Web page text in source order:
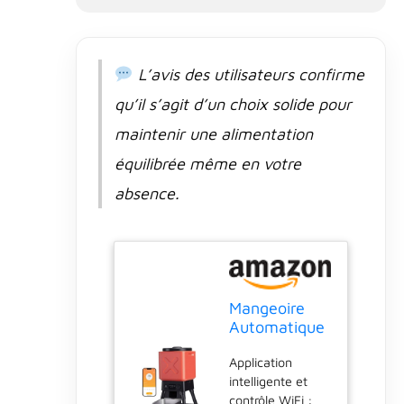
Système anti-
moteur puissant
et la technologie
innovante
pour les grandes
croquettes ou les
aliments
lyophilisés,
empêchant les
confitures et
gardant les repas
de votre animal
frais et
L’avis des utilisateurs confirme
qu’il s’agit d’un choix solide pour
maintenir une alimentation
équilibrée même en votre
absence.
Mangeoire
Automatique
de Grande
Taille,
Application
intelligente et
contrôle WiFi :